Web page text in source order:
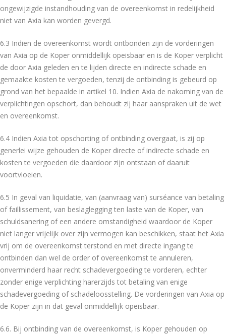
ongewijzigde instandhouding van de overeenkomst in redelijkheid
niet van Axia kan worden gevergd.
6.3 Indien de overeenkomst wordt ontbonden zijn de vorderingen
van Axia op de Koper onmiddellijk opeisbaar en is de Koper verplicht
de door Axia geleden en te lijden directe en indirecte schade en
gemaakte kosten te vergoeden, tenzij de ontbinding is gebeurd op
grond van het bepaalde in artikel 10. Indien Axia de nakoming van de
verplichtingen opschort, dan behoudt zij haar aanspraken uit de wet
en overeenkomst.
6.4 Indien Axia tot opschorting of ontbinding overgaat, is zij op
generlei wijze gehouden de Koper directe of indirecte schade en
kosten te vergoeden die daardoor zijn ontstaan of daaruit
voortvloeien.
6.5 In geval van liquidatie, van (aanvraag van) surséance van betaling
of faillissement, van beslaglegging ten laste van de Koper, van
schuldsanering of een andere omstandigheid waardoor de Koper
niet langer vrijelijk over zijn vermogen kan beschikken, staat het Axia
vrij om de overeenkomst terstond en met directe ingang te
ontbinden dan wel de order of overeenkomst te annuleren,
onverminderd haar recht schadevergoeding te vorderen, echter
zonder enige verplichting harerzijds tot betaling van enige
schadevergoeding of schadeloosstelling. De vorderingen van Axia op
de Koper zijn in dat geval onmiddellijk opeisbaar.
6.6. Bij ontbinding van de overeenkomst, is Koper gehouden op